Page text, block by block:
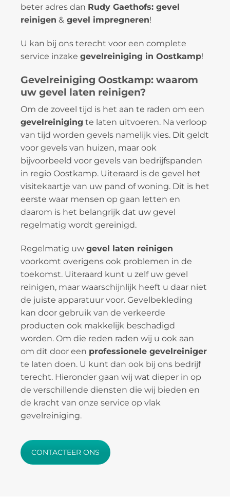
beter adres dan Rudy Gaethofs: gevel
reinigen & gevel impregneren!
U kan bij ons terecht voor een complete
service inzake gevelreiniging in Oostkamp!
Gevelreiniging Oostkamp: waarom
uw gevel laten reinigen?
Om de zoveel tijd is het aan te raden om een
gevelreiniging te laten uitvoeren. Na verloop
van tijd worden gevels namelijk vies. Dit geldt
voor gevels van huizen, maar ook
bijvoorbeeld voor gevels van bedrijfspanden
in regio Oostkamp. Uiteraard is de gevel het
visitekaartje van uw pand of woning. Dit is het
eerste waar mensen op gaan letten en
daarom is het belangrijk dat uw gevel
regelmatig wordt gereinigd.
Regelmatig uw gevel laten reinigen
voorkomt overigens ook problemen in de
toekomst. Uiteraard kunt u zelf uw gevel
reinigen, maar waarschijnlijk heeft u daar niet
de juiste apparatuur voor. Gevelbekleding
kan door gebruik van de verkeerde
producten ook makkelijk beschadigd
worden. Om die reden raden wij u ook aan
om dit door een professionele gevelreiniger
te laten doen. U kunt dan ook bij ons bedrijf
terecht. Hieronder gaan wij wat dieper in op
de verschillende diensten die wij bieden en
de kracht van onze service op vlak
gevelreiniging.
CONTACTEER ONS